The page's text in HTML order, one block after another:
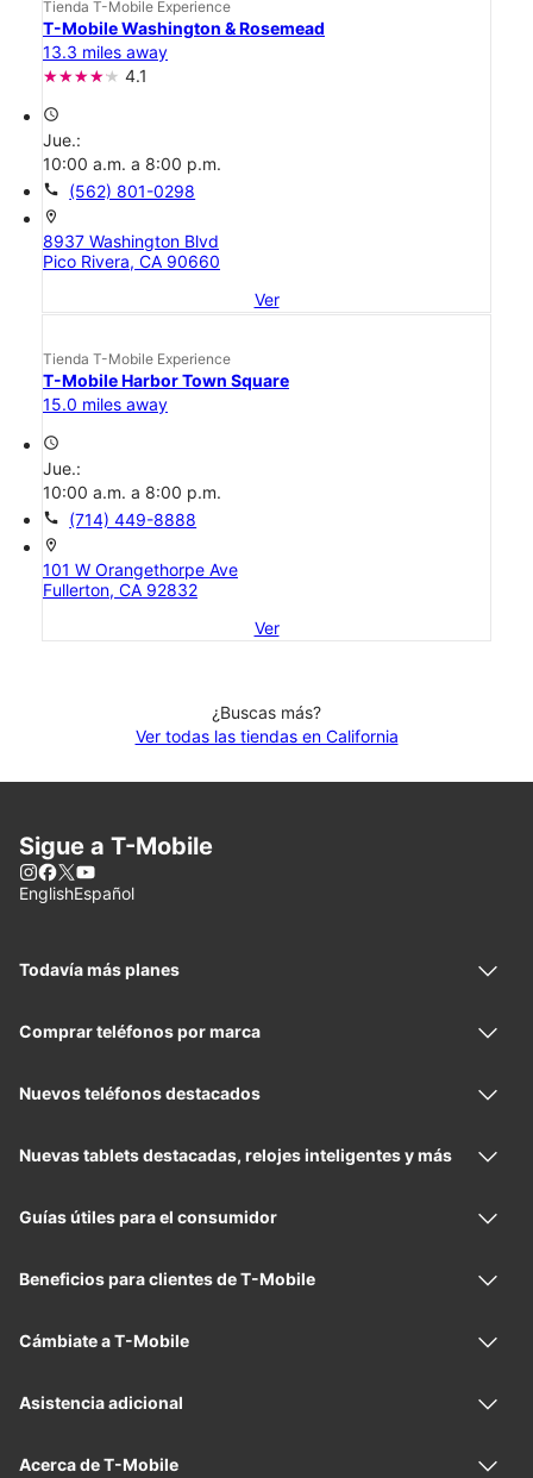
Tienda T-Mobile Experience
T-Mobile Washington & Rosemead
13.3 miles away
4.1
access_time
Jue.:
10:00 a.m. a 8:00 p.m.
call (562) 801-0298
location_on
8937 Washington Blvd
Pico Rivera, CA 90660
Ver
Tienda T-Mobile Experience
T-Mobile Harbor Town Square
15.0 miles away
access_time
Jue.:
10:00 a.m. a 8:00 p.m.
call (714) 449-8888
location_on
101 W Orangethorpe Ave
Fullerton, CA 92832
Ver
¿Buscas más?
Ver todas las tiendas en California